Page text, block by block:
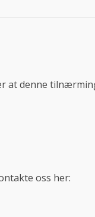
at denne
oss her: